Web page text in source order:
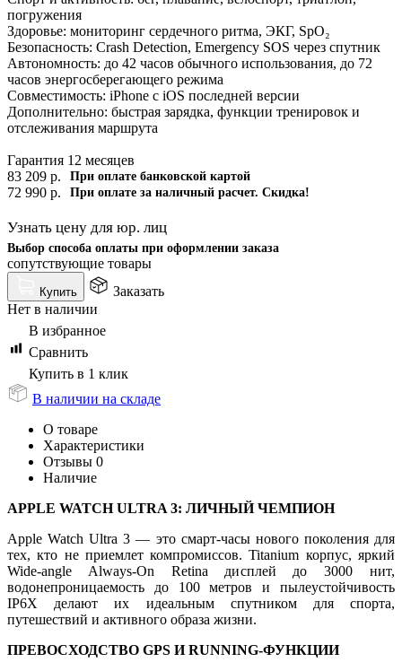
погружения
Здоровье: мониторинг сердечного ритма, ЭКГ, SpO₂
Безопасность: Crash Detection, Emergency SOS через спутник
Автономность: до 42 часов обычного использования, до 72
часов энергосберегающего режима
Совместимость: iPhone с iOS последней версии
Дополнительно: быстрая зарядка, функции тренировок и
отслеживания маршрута
Гарантия 12 месяцев
83 209 р. При оплате банковской картой
72 990 р. При оплате за наличный расчет. Скидка!
Узнать цену для юр. лиц
Выбор способа оплаты при оформлении заказа
сопутствующие товары
Купить
Заказать
Нет в наличии
В избранное
Сравнить
Купить в 1 клик
В наличии на складе
О товаре
Характеристики
Отзывы 0
Наличие
APPLE WATCH ULTRA 3: ЛИЧНЫЙ ЧЕМПИОН
Apple Watch Ultra 3 — это смарт-часы нового поколения для
тех, кто не приемлет компромиссов. Titanium корпус, яркий
Wide-angle Always-On Retina дисплей до 3000 нит,
водонепроницаемость до 100 метров и пылеустойчивость
IP6X делают их идеальным спутником для спорта,
путешествий и активного образа жизни.
ПРЕВОСХОДСТВО GPS И RUNNING-ФУНКЦИИ